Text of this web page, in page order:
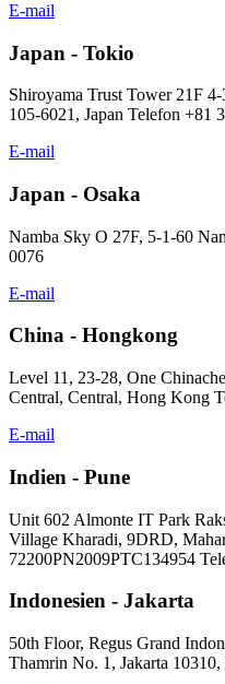
E-mail
Japan - Tokio
Shiroyama Trust Tower 21F
105-6021, Japan Telefon +81
E-mail
Japan - Osaka
Namba Sky O 27F, 5-1-60
0076
E-mail
China - Hongkong
Level 11, 23-28, One
Central, Central, Hong Kong
E-mail
Indien - Pune
Unit 602 Almonte IT Park
Village Kharadi, 9DRD,
72200PN2009PTC134954
Indonesien - Jakarta
50th Floor, Regus Grand
Thamrin No. 1, Jakarta